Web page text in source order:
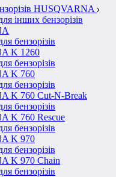
HUSQVARNA
інших бензорізів
бензорізів
K 1260
бензорізів
K 760
бензорізів
K 760 Cut-N-Break
бензорізів
K 760 Rescue
бензорізів
K 970
бензорізів
K 970 Chain
бензорізів